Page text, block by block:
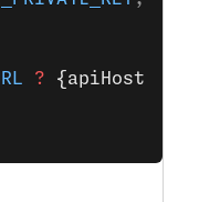
? {apiHost: